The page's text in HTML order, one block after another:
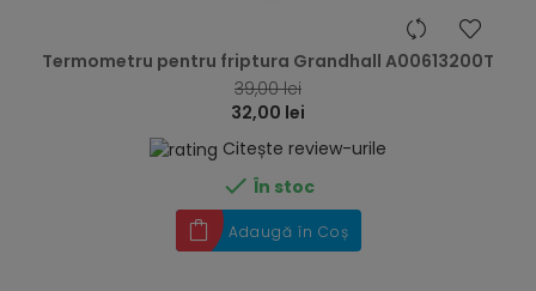
Termometru pentru friptura Grandhall A00613200T
39,00 lei
32,00 lei
Citește review-urile
 În stoc
Adaugă în Coș